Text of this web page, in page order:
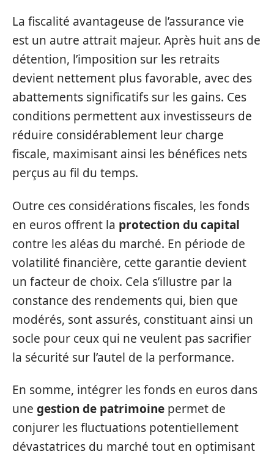
La fiscalité avantageuse de l’assurance vie
est un autre attrait majeur. Après huit ans de
détention, l’imposition sur les retraits
devient nettement plus favorable, avec des
abattements significatifs sur les gains. Ces
conditions permettent aux investisseurs de
réduire considérablement leur charge
fiscale, maximisant ainsi les bénéfices nets
perçus au fil du temps.
Outre ces considérations fiscales, les fonds
en euros offrent la protection du capital
contre les aléas du marché. En période de
volatilité financière, cette garantie devient
un facteur de choix. Cela s’illustre par la
constance des rendements qui, bien que
modérés, sont assurés, constituant ainsi un
socle pour ceux qui ne veulent pas sacrifier
la sécurité sur l’autel de la performance.
En somme, intégrer les fonds en euros dans
une gestion de patrimoine permet de
conjurer les fluctuations potentiellement
dévastatrices du marché tout en optimisant